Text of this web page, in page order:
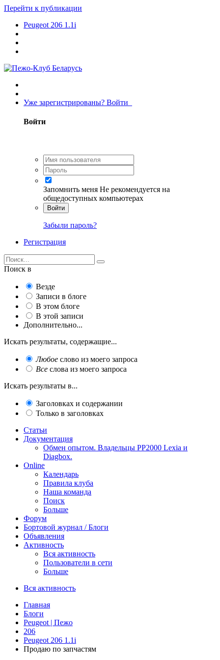
Перейти к публикации
Peugeot 206 1.1i
Уже зарегистрированы? Войти
Войти
Запомнить меня Не рекомендуется на
общедоступных компьютерах
Войти
Забыли пароль?
Регистрация
Поиск в
Везде
Записи в блоге
В этом блоге
В этой записи
Дополнительно...
Искать результаты, содержащие...
Любое слово из моего запроса
Все слова из моего запроса
Искать результаты в...
Заголовках и содержании
Только в заголовках
Статьи
Документация
Обмен опытом. Владельцы PP2000 Lexia и
Diagbox.
Online
Календарь
Правила клуба
Наша команда
Поиск
Больше
Форум
Бортовой журнал / Блоги
Объявления
Активность
Вся активность
Пользователи в сети
Больше
Вся активность
Главная
Блоги
Peugeot | Пежо
206
Peugeot 206 1.1i
Продаю по запчастям